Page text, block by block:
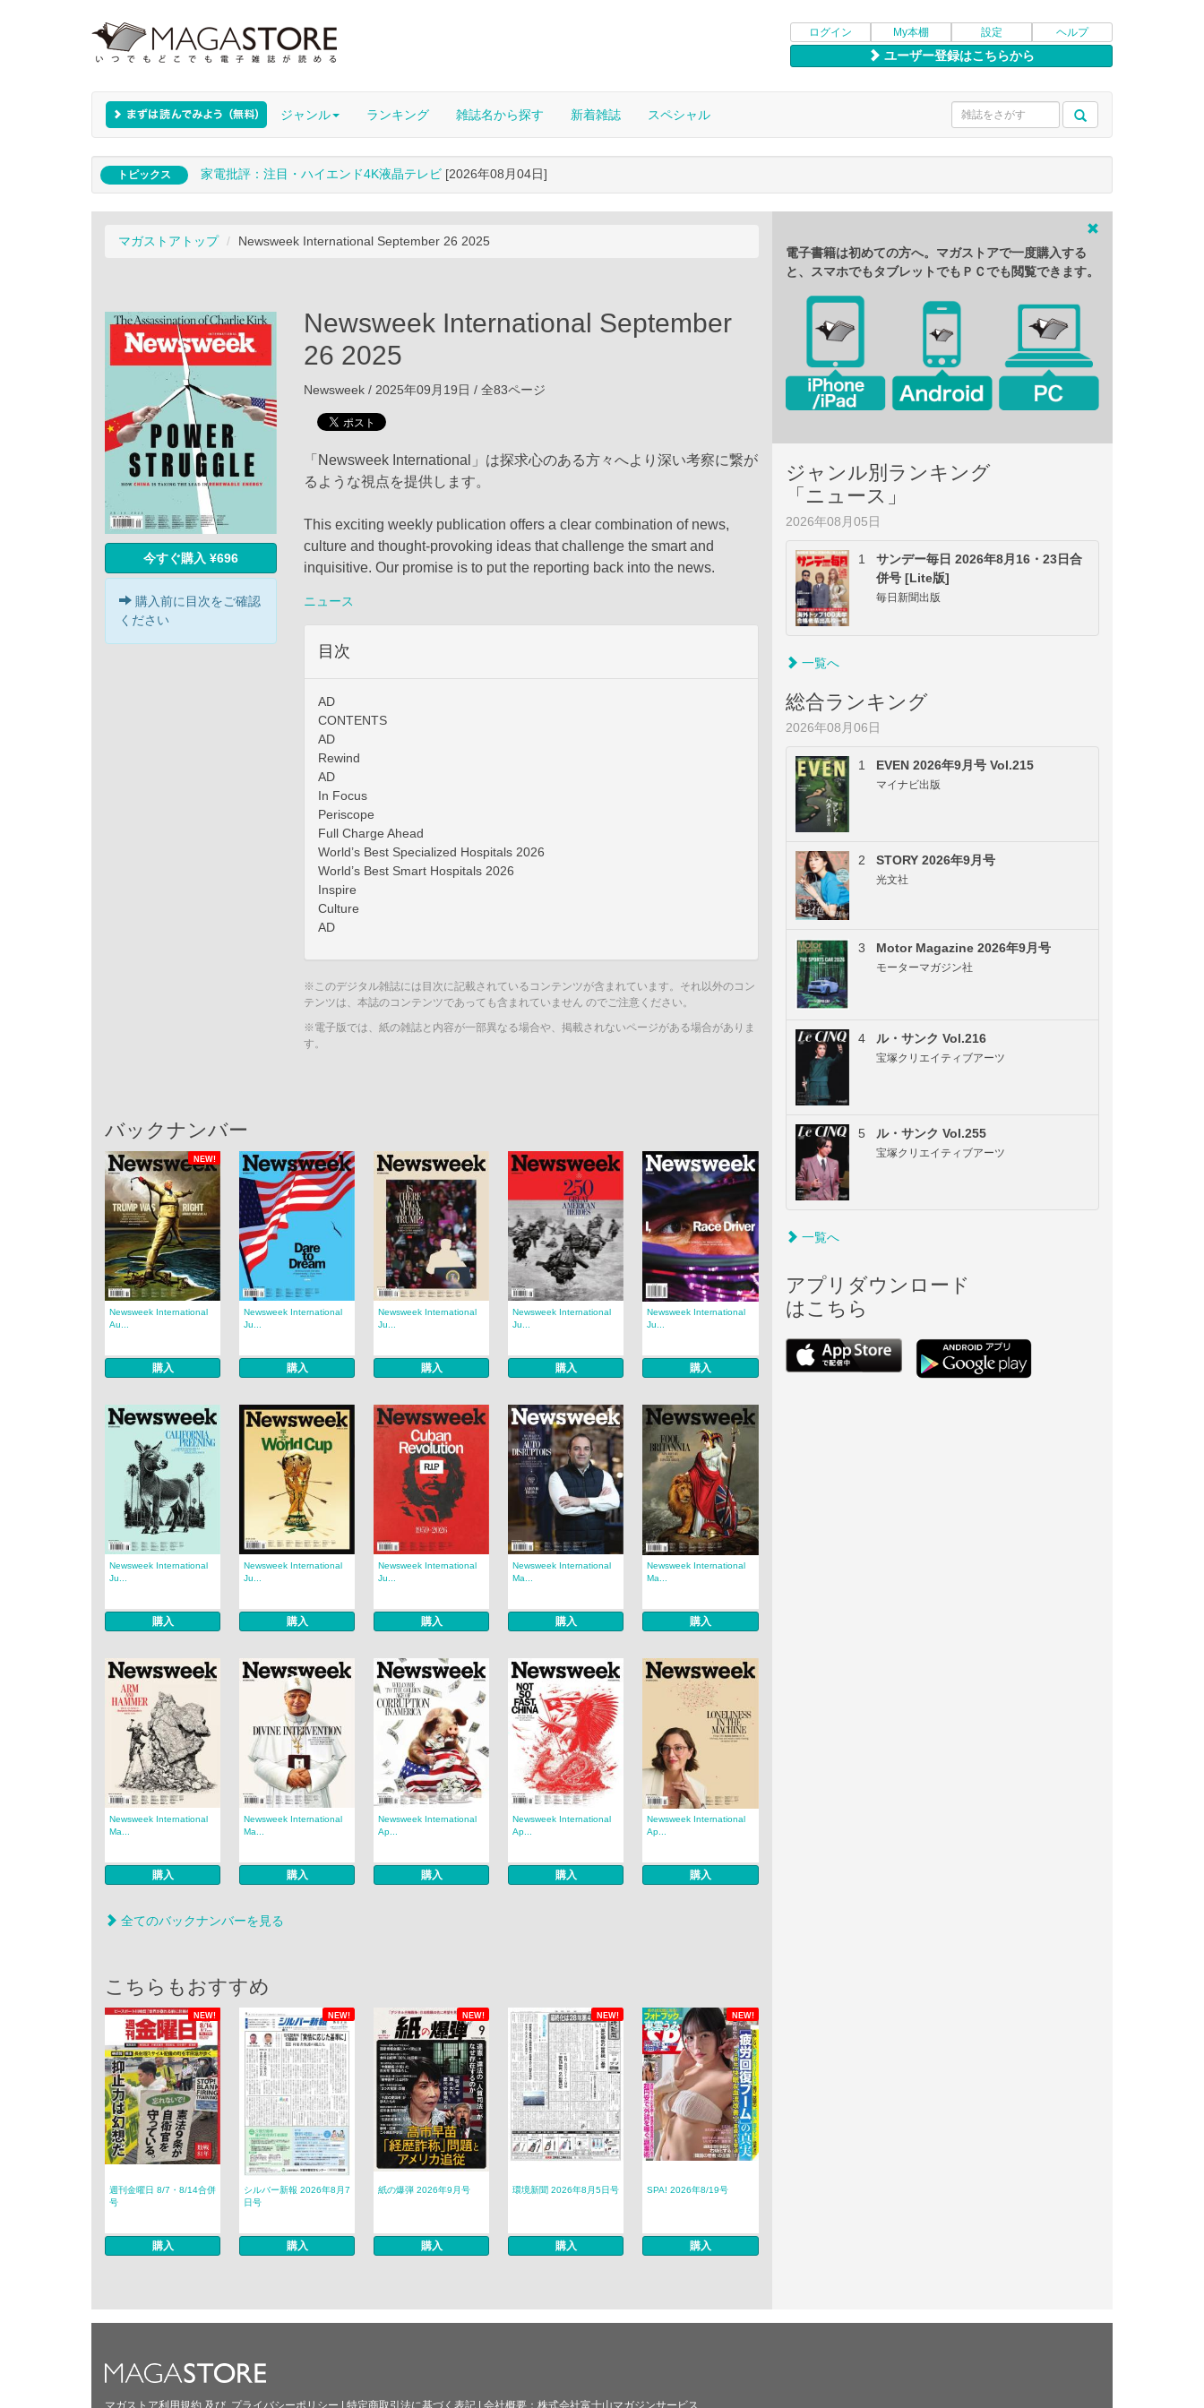
ログイン My本棚 設定 ヘルプ
ユーザー登録はこちらから
ジャンル ランキング 雑誌名から探す 新着雑誌 スペシャル
トピックス 家電批評：注目・ハイエンド4K液晶テレビ [2026年08月04日]
マガストアトップ Newsweek International September 26 2025
今すぐ購入 ¥696
購入前に目次をご確認
ください
Newsweek International September
26 2025
Newsweek / 2025年09月19日 / 全83ページ
「Newsweek International」は探求心のある方々へより深い考察に繋が
るような視点を提供します。
This exciting weekly publication offers a clear combination of news,
culture and thought-provoking ideas that challenge the smart and
inquisitive. Our promise is to put the reporting back into the news.
ニュース
目次
AD
CONTENTS
AD
Rewind
AD
In Focus
Periscope
Full Charge Ahead
World’s Best Specialized Hospitals 2026
World’s Best Smart Hospitals 2026
Inspire
Culture
AD
※このデジタル雑誌には目次に記載されているコンテンツが含まれています。それ以外のコン
テンツは、本誌のコンテンツであっても含まれていません のでご注意ください。
※電子版では、紙の雑誌と内容が一部異なる場合や、掲載されないページがある場合がありま
す。
バックナンバー
NEW!
Newsweek International
Au...
購入
Newsweek International
Ju...
購入
Newsweek International
Ju...
購入
Newsweek International
Ju...
購入
Newsweek International
Ju...
購入
Newsweek International
Ju...
購入
Newsweek International
Ju...
購入
Newsweek International
Ju...
購入
Newsweek International
Ma...
購入
Newsweek International
Ma...
購入
Newsweek International
Ma...
購入
Newsweek International
Ma...
購入
Newsweek International
Ap...
購入
Newsweek International
Ap...
購入
Newsweek International
Ap...
購入
全てのバックナンバーを見る
こちらもおすすめ
NEW! NEW! NEW! NEW! NEW!
週刊金曜日 8/7・8/14合併
号
購入
シルバー新報 2026年8月7
日号
購入
紙の爆弾 2026年9月号
購入
環境新聞 2026年8月5日号
購入
SPA! 2026年8/19号
購入
電子書籍は初めての方へ。マガストアで一度購入する
と、スマホでもタブレットでもＰＣでも閲覧できます。
ジャンル別ランキング
「ニュース」
2026年08月05日
1
サンデー毎日 2026年8月16・23日合
併号 [Lite版]
毎日新聞出版
一覧へ
総合ランキング
2026年08月06日
1 EVEN 2026年9月号 Vol.215
マイナビ出版
2 STORY 2026年9月号
光文社
3 Motor Magazine 2026年9月号
モーターマガジン社
4 ル・サンク Vol.216
宝塚クリエイティブアーツ
5 ル・サンク Vol.255
宝塚クリエイティブアーツ
一覧へ
アプリダウンロード
はこちら